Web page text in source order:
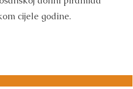
cijele godine.